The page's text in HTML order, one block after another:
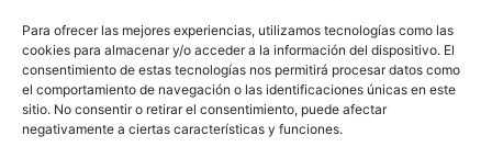
Para ofrecer las mejores experiencias, utilizamos tecnologías como las
cookies para almacenar y/o acceder a la información del dispositivo. El
consentimiento de estas tecnologías nos permitirá procesar datos como
el comportamiento de navegación o las identificaciones únicas en este
sitio. No consentir o retirar el consentimiento, puede afectar
negativamente a ciertas características y funciones.
Hazte Miembro Herbalife
Consulta Nutrición Gratis
Descuentos Vip Herbalife